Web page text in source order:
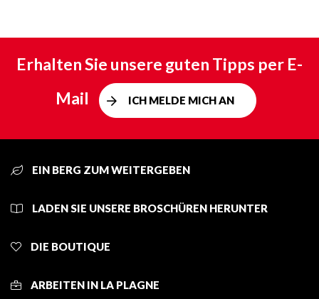
Erhalten Sie unsere guten Tipps per E-
Mail
ICH MELDE MICH AN
EIN BERG ZUM WEITERGEBEN
LADEN SIE UNSERE BROSCHÜREN HERUNTER
DIE BOUTIQUE
ARBEITEN IN LA PLAGNE